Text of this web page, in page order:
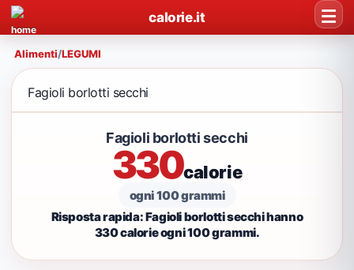
calorie.it
Alimenti/LEGUMI
Fagioli borlotti secchi
Fagioli borlotti secchi
330calorie
ogni 100 grammi
Risposta rapida: Fagioli borlotti secchi hanno
330 calorie ogni 100 grammi.